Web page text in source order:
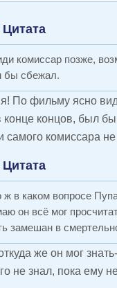
Цитата
комиссар позже,
бы сбежал.
По фильму ясно
конце концов, был
самого комиссара
Цитата
ж в каком вопросе
он всё мог
замешан в
же он мог
не знал, пока ему